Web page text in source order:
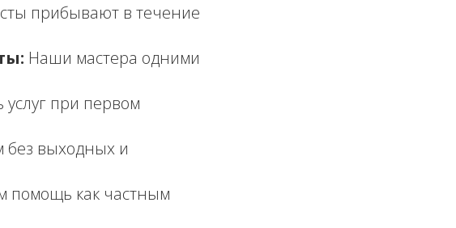
прибывают в течение
Наши мастера одними
услуг при первом
выходных и
помощь как частным